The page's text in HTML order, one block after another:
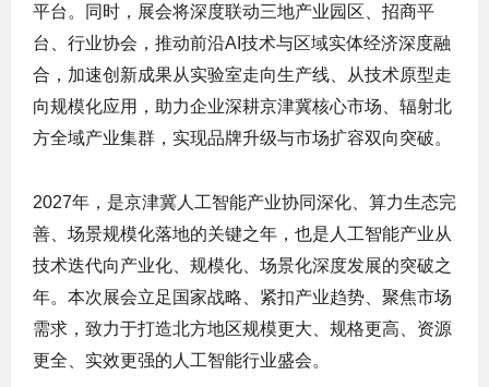
平台。同时，展会将深度联动三地产业园区、招商平
台、行业协会，推动前沿AI技术与区域实体经济深度融
合，加速创新成果从实验室走向生产线、从技术原型走
向规模化应用，助力企业深耕京津冀核心市场、辐射北
方全域产业集群，实现品牌升级与市场扩容双向突破。
2027年，是京津冀人工智能产业协同深化、算力生态完
善、场景规模化落地的关键之年，也是人工智能产业从
技术迭代向产业化、规模化、场景化深度发展的突破之
年。本次展会立足国家战略、紧扣产业趋势、聚焦市场
需求，致力于打造北方地区规模更大、规格更高、资源
更全、实效更强的人工智能行业盛会。